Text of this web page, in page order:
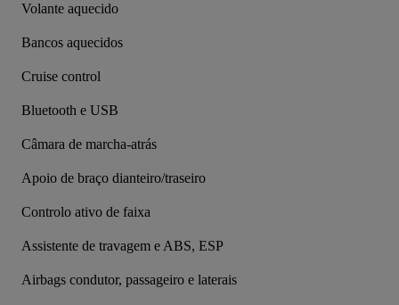
Volante aquecido
Bancos aquecidos
Cruise control
Bluetooth e USB
Câmara de marcha-atrás
Apoio de braço dianteiro/traseiro
Controlo ativo de faixa
Assistente de travagem e ABS, ESP
Airbags condutor, passageiro e laterais